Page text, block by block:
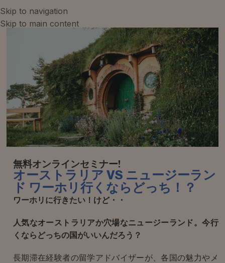
Skip to navigation
Skip to main content
無料オンラインセミナー!
オーストラリア VS ニュージーラン
ド ワーホリ行くならどっち！？
ワーホリに行きたい！けど・・
人気なオーストラリアか穴場なニュージーランド。今行
くならどっちの国がいいんだろう？
長期滞在経験者の留学アドバイザーが、各国の魅力やメ